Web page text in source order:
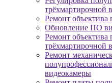
трёхмартирочной
Ремонт объектива
Обновление ПО
Ремонт объектива
трёхмартирочной
Ремонт
видеокамеры